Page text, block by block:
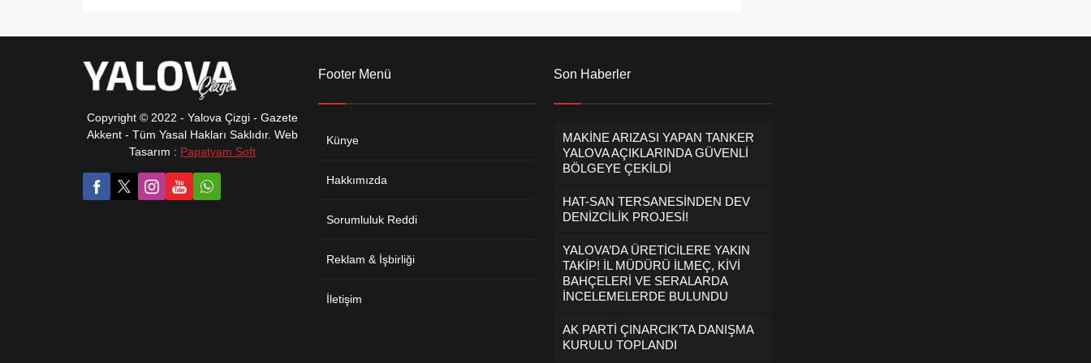
Copyright © 2022 - Yalova Çizgi - Gazete
Akkent - Tüm Yasal Hakları Saklıdır. Web
Tasarım : Papatyam Soft
Footer Menü
Künye
Hakkımızda
Sorumluluk Reddi
Reklam & İşbirliği
İletişim
Son Haberler
MAKİNE ARIZASI YAPAN TANKER
YALOVA AÇIKLARINDA GÜVENLİ
BÖLGEYE ÇEKİLDİ
HAT-SAN TERSANESİNDEN DEV
DENİZCİLİK PROJESİ!
YALOVA’DA ÜRETİCİLERE YAKIN
TAKİP! İL MÜDÜRÜ İLMEÇ, KİVİ
BAHÇELERİ VE SERALARDA
İNCELEMELERDE BULUNDU
AK PARTİ ÇINARCIK’TA DANIŞMA
KURULU TOPLANDI